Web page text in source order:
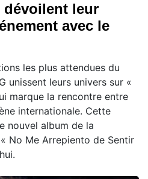
dévoilent leur
avec le
les plus attendues du
unissent leurs univers sur «
marque la rencontre entre
internationale. Cette
nouvel album de la
No Me Arrepiento de Sentir